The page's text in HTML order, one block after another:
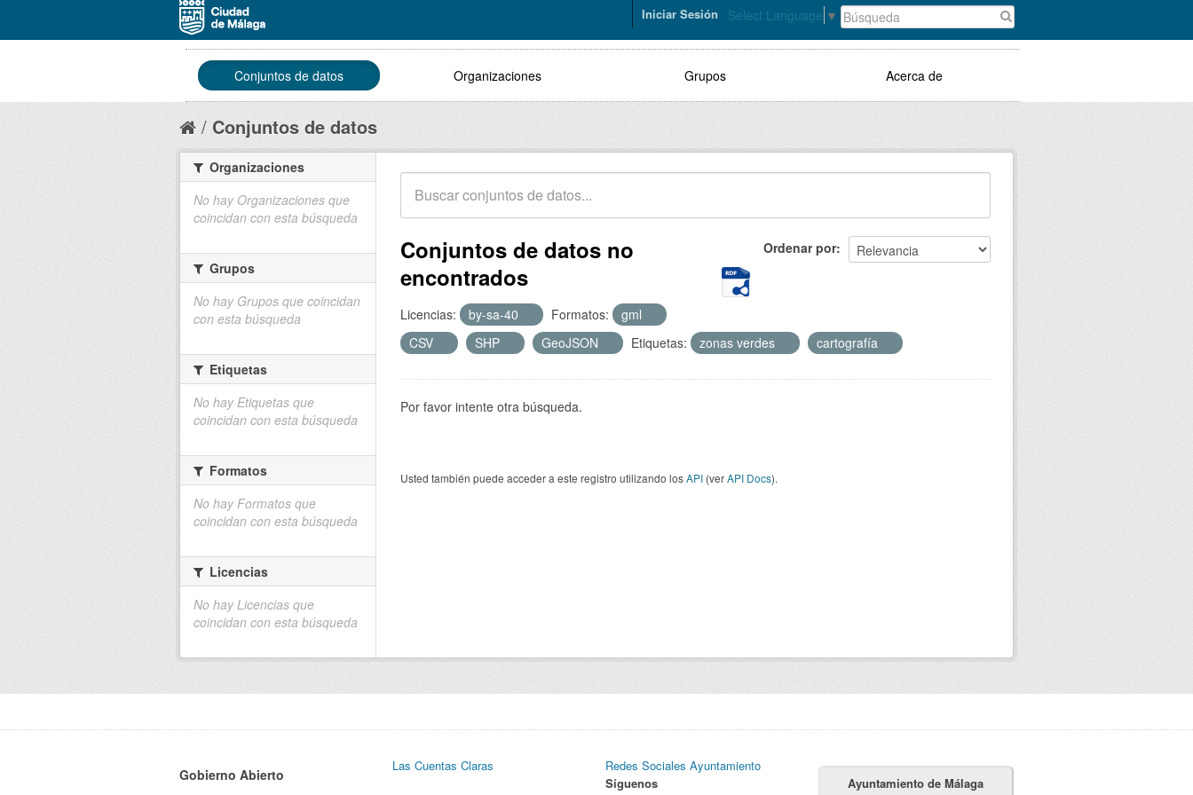
Select Language ▼
Iniciar Sesión
Conjuntos de datos Organizaciones Grupos Acerca de
Conjuntos de datos
Ordenar por
Conjuntos de datos no
encontrados
Licencias: by-sa-40 Formatos:
gml
CSV
SHP GeoJSON Etiquetas: zonas verdes cartografía
Por favor intente otra búsqueda.
Usted también puede acceder a este registro utilizando losAPI (verAPI Docs).
Organizaciones
No hay Organizaciones que
coincidan con esta búsqueda
Grupos
No hay Grupos que coincidan
con esta búsqueda
Etiquetas
No hay Etiquetas que
coincidan con esta búsqueda
Formatos
No hay Formatos que
coincidan con esta búsqueda
Licencias
No hay Licencias que
coincidan con esta búsqueda
Gobierno Abierto
Las Cuentas Claras
Redes Sociales Ayuntamiento
Síguenos
Ayuntamiento de Málaga